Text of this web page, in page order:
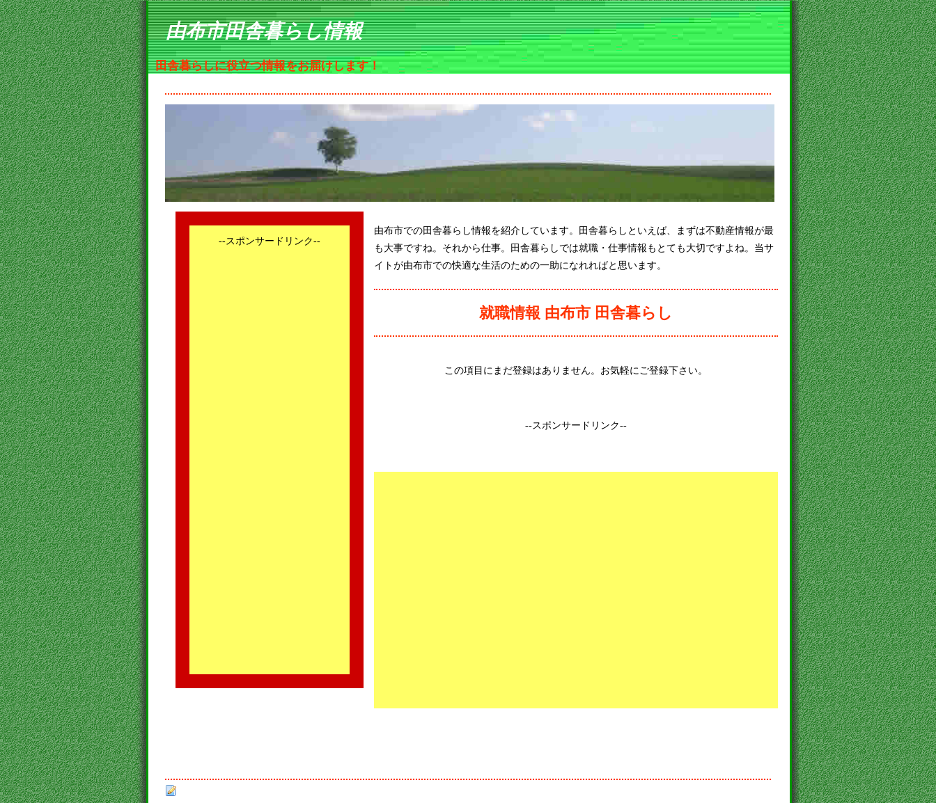
由布市田舎暮らし情報
田舎暮らしに役立つ情報をお届けします！
--スポンサードリンク--
由布市での田舎暮らし情報を紹介しています。田舎暮らしといえば、まずは不動産情報が最
も大事ですね。それから仕事。田舎暮らしでは就職・仕事情報もとても大切ですよね。当サ
イトが由布市での快適な生活のための一助になれればと思います。
就職情報 由布市 田舎暮らし
この項目にまだ登録はありません。お気軽にご登録下さい。
--スポンサードリンク--